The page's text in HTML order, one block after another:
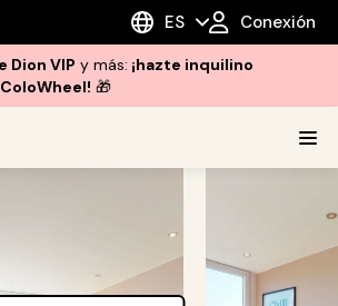
ES Conexión
Dion VIP y más: ¡hazte inquilino
🎁